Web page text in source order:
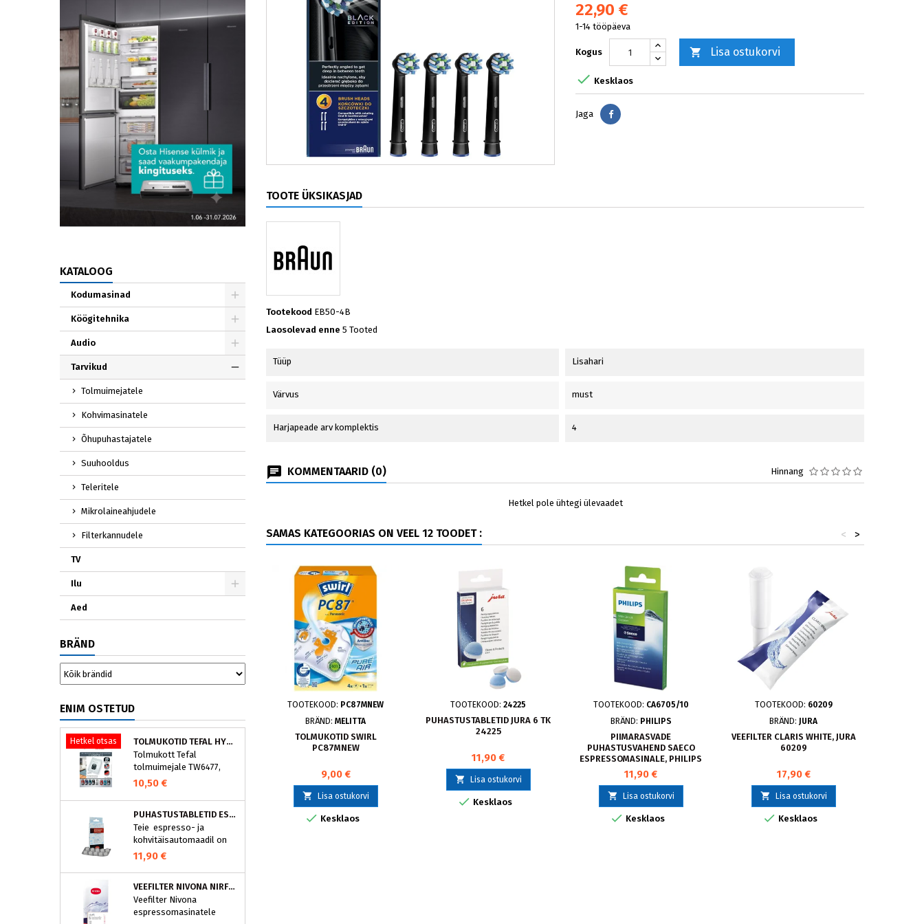
KATALOOG
Kodumasinad
Köögitehnika
Audio
Tarvikud
Tolmuimejatele
Kohvimasinatele
Õhupuhastajatele
Suuhooldus
Teleritele
Mikrolaineahjudele
Filterkannudele
TV
Ilu
Aed
BRÄND
ENIM OSTETUD
Hetkel otsas
TOLMUKOTID TEFAL HYGIENE+ ZR200540 (4 TK)
Tolmukott Tefal
tolmuimejale TW6477,
TW6886..
10,50 €
PUHASTUSTABLETID ESPRESSOMASINALE, NIVONA 390701200
Teie espresso- ja
kohvitäisautomaadil on
integreeritud
puhastusprogramm.
NIVONA puhastustabletid
on loodud spetsiaalselt
selle programmi jaoks ja
eraldavad mustuse nagu
11,90 €
VEEFILTER NIVONA NIRF701
Veefilter Nivona
espressomasinatele
22,90 €
1-14 tööpäeva
Kogus  Lisa ostukorvi
 Kesklaos
Jaga Jaga
TOOTE ÜKSIKASJAD
Tootekood EB50-4B
Laosolevad enne 5 Tooted
Tüüp Lisahari
Värvus must
Harjapeade arv komplektis 4
KOMMENTAARID (0) Hinnang
Hetkel pole ühtegi ülevaadet
SAMAS KATEGOORIAS ON VEEL 12 TOODET : >
<
TOOTEKOOD: PC87MNEW
BRÄND: MELITTA
TOLMUKOTID SWIRL
PC87MNEW
9,00 €
 Lisa ostukorvi
 Kesklaos
TOOTEKOOD: 24225
PUHASTUSTABLETID JURA 6 TK
24225
11,90 €
 Lisa ostukorvi
 Kesklaos
TOOTEKOOD: CA6705/10
BRÄND: PHILIPS
PIIMARASVADE
PUHASTUSVAHEND SAECO
ESPRESSOMASINALE, PHILIPS
CA6705/10
11,90 €
 Lisa ostukorvi
 Kesklaos
TOOTEKOOD: 60209
BRÄND: JURA
VEEFILTER CLARIS WHITE, JURA
60209
17,90 €
 Lisa ostukorvi
 Kesklaos